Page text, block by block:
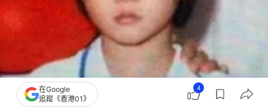
在Google
追蹤《香港01》
4